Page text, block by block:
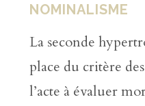
NOMINALISME
La seconde
place du critère
l’acte à évaluer